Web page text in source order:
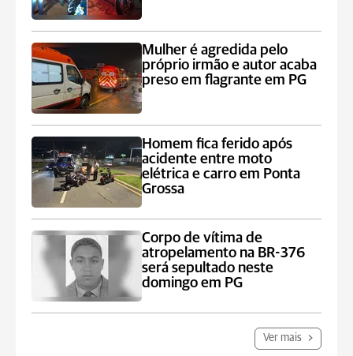
Mulher é agredida pelo
próprio irmão e autor acaba
preso em flagrante em PG
Homem fica ferido após
acidente entre moto
elétrica e carro em Ponta
Grossa
Corpo de vítima de
atropelamento na BR-376
será sepultado neste
domingo em PG
Ver mais